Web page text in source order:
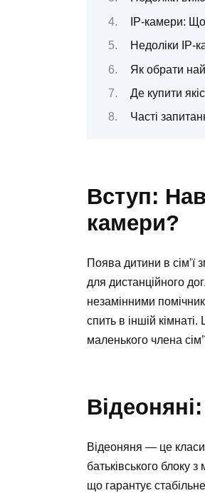
IP-камери: Що
Недоліки IP-
Як обрати
Де купити
Часті
Вступ:
камери?
Поява дитини в сім’ї
для дистанційного
незамінними
спить в іншій
маленького члена
Відеоняня — це
батьківського блоку
що гарантує